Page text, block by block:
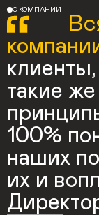
О КОМПАНИИ
такие
100%
наших
их и